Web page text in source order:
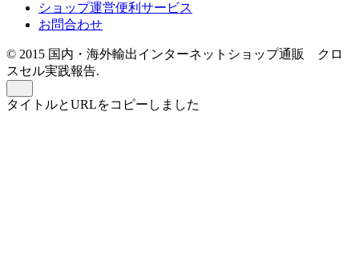
ショップ運営便利サービス
お問合わせ
© 2015 国内・海外輸出インターネットショップ通販 クロ
スセル実践報告.
タイトルとURLをコピーしました